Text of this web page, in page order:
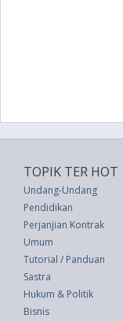
TOPIK TER HOT
Undang-Undang
Pendidikan
Perjanjian Kontrak
Umum
Tutorial / Panduan
Sastra
Hukum & Politik
Bisnis